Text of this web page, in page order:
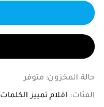
حالة المخزون: متوفر
الفئات: اقلام تمييز الكلمات